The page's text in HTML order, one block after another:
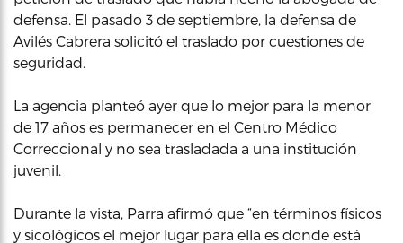
defensa. El pasado 3 de septiembre, la defensa de
Avilés Cabrera solicitó el traslado por cuestiones de
seguridad.
La agencia planteó ayer que lo mejor para la menor
de 17 años es permanecer en el Centro Médico
Correccional y no sea trasladada a una institución
juvenil.
Durante la vista, Parra afirmó que “en términos físicos
y sicológicos el mejor lugar para ella es donde está